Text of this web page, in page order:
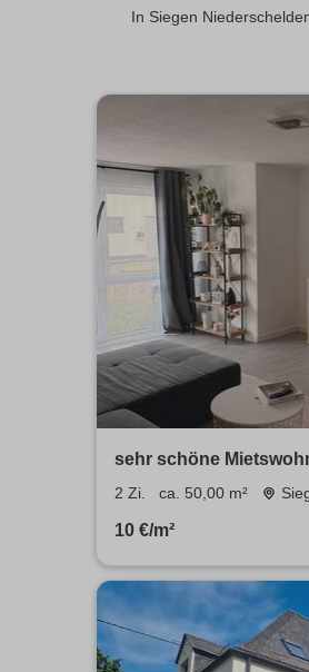
In Siegen
sehr schöne
2 Zi. ca. 50,00 m²
10 €/m²